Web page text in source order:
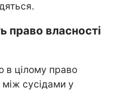
право власності
в цілому право
між сусідами у